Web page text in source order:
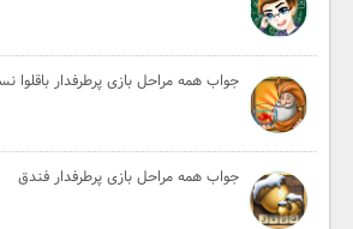
جواب همه مراحل بازی پرطرفدار باقلوا
جواب همه مراحل بازی پرطرفدار فندق